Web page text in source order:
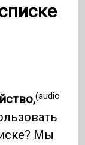
(audio
Мы